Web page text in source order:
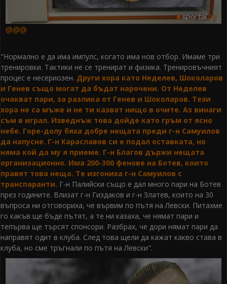
@@@
"Нормално е да има импулс, когато има нов отбор. Имаме три
тренировки. Тактики не се тренират и физика. Тренировъчният
процес е несериозен. Други хора като Неделев, Шоколаров
и Генев също могат да бъдат нарочени. От Неделев
очакват пари, за разлика от Генев и Шоколаров. Тези
хора не са мъже и не ти казват нищо в очите. Аз винаги
съм в играл. Изведнъж това дойде като гръм от ясно
небе. Горе-долу бяха добре нещата преди г-н Самуилов
да напусне. Г-н Караславов си е подал оставката, но
няма кой да му я приеме. Г-н Благов държи нещата
организационно. Има 200-300 фенове на Ботев, които
правят това нещо. Те изгониха г-н Самуилов с
транспаранти. Г-н Палийски също е дал много пари на Ботев
през годините. Влизат г-н Гиздаков и г-н Златев, които на 30
въпроса ни отговориха, че вървим по пътя на Левски. Питахме
го какъв ще бъде пътят, а те ни казаха, че нямат пари и
тепърва ще търсят спонсори. Разбрах, че дори нямат пари да
направят одит в клуба. След това щели да кажат какво става в
клуба, но сме тръгнали по пътя на Левски".